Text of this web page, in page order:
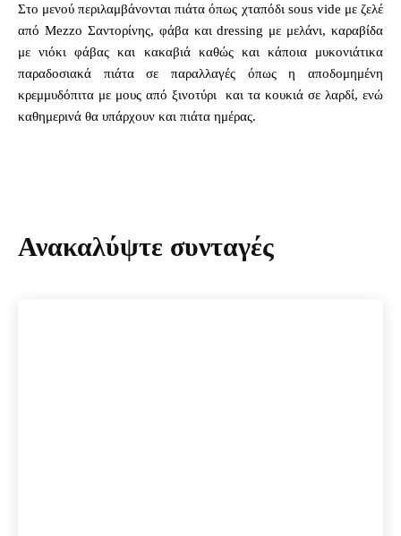
Στο μενού περιλαμβάνονται πιάτα όπως χταπόδι sous vide με ζελέ
από Μezzo Σαντορίνης, φάβα και dressing με μελάνι, καραβίδα
με νιόκι φάβας και κακαβιά καθώς και κάποια μυκονιάτικα
παραδοσιακά πιάτα σε παραλλαγές όπως η αποδομημένη
κρεμμυδόπιτα με μους από ξινοτύρι και τα κουκιά σε λαρδί, ενώ
καθημερινά θα υπάρχουν και πιάτα ημέρας.
Ανακαλύψτε συνταγές